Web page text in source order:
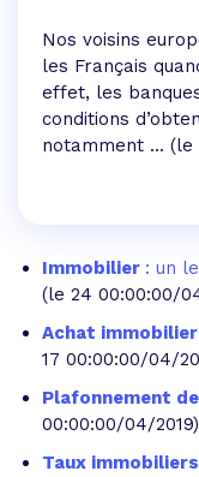
Nos voisins
les Français
effet, les
conditions
notamment ... (le
Immobilier : un
(le 24 00:00:00/
Achat immobilier
17 00:00:00/04/
Plafonnement
00:00:00/04/2019)
Taux immobiliers